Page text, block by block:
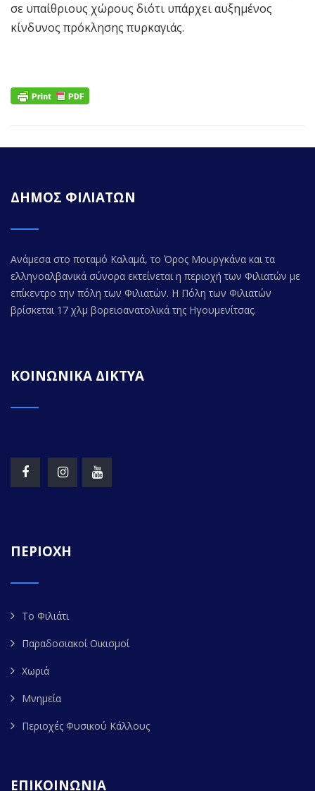
σε υπαίθριους χώρους διότι υπάρχει αυξημένος
κίνδυνος πρόκλησης πυρκαγιάς.
ΔΗΜΟΣ ΦΙΛΙΑΤΩΝ
Ανάμεσα στο ποταμό Καλαμά, το Όρος Μουργκάνα και τα
ελληνοαλβανικά σύνορα εκτείνεται η περιοχή των Φιλιατών με
επίκεντρο την πόλη των Φιλιατών. Η Πόλη των Φιλιατών
βρίσκεται 17 χλμ βορειοανατολικά της Ηγουμενίτσας.
ΚΟΙΝΩΝΙΚΑ ΔΙΚΤΥΑ
ΠΕΡΙΟΧΗ
Το Φιλιάτι
Παραδοσιακοί Οικισμοί
Χωριά
Μνημεία
Περιοχές Φυσικού Κάλλους
ΕΠΙΚΟΙΝΩΝΙΑ